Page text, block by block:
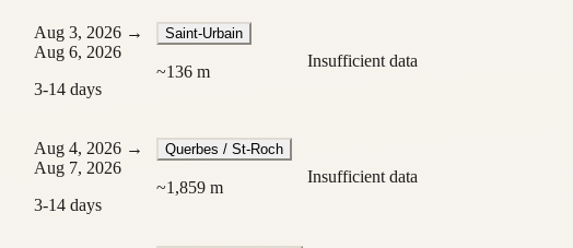
Aug 3, 2026 →
Aug 6, 2026
3-14 days
Saint-Urbain
~136 m
Insufficient data
Aug 4, 2026 →
Aug 7, 2026
3-14 days
Querbes / St-Roch
~1,859 m
Insufficient data